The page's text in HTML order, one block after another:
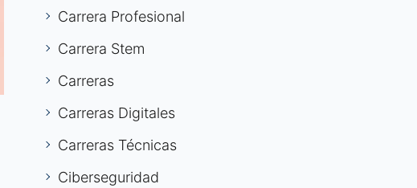
Carrera Profesional
Carrera Stem
Carreras
Carreras Digitales
Carreras Técnicas
Ciberseguridad